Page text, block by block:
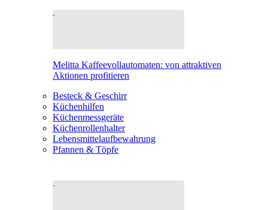
Melitta Kaffeevollautomaten: von attraktiven
Aktionen profitieren
Besteck & Geschirr
Küchenhilfen
Küchenmessgeräte
Küchenrollenhalter
Lebensmittelaufbewahrung
Pfannen & Töpfe